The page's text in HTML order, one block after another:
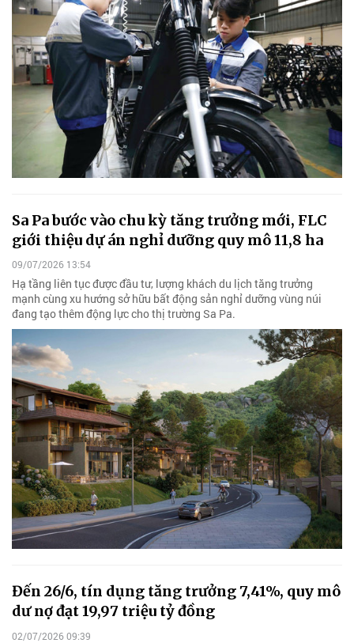
Sa Pa bước vào chu kỳ tăng trưởng mới, FLC
giới thiệu dự án nghỉ dưỡng quy mô 11,8 ha
09/07/2026 13:54
Hạ tầng liên tục được đầu tư, lượng khách du lịch tăng trưởng
mạnh cùng xu hướng sở hữu bất động sản nghỉ dưỡng vùng núi
đang tạo thêm động lực cho thị trường Sa Pa.
Đến 26/6, tín dụng tăng trưởng 7,41%, quy mô
dư nợ đạt 19,97 triệu tỷ đồng
02/07/2026 09:39